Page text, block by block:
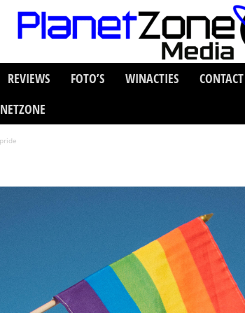
REVIEWS FOTO’S WINACTIES CONTACT